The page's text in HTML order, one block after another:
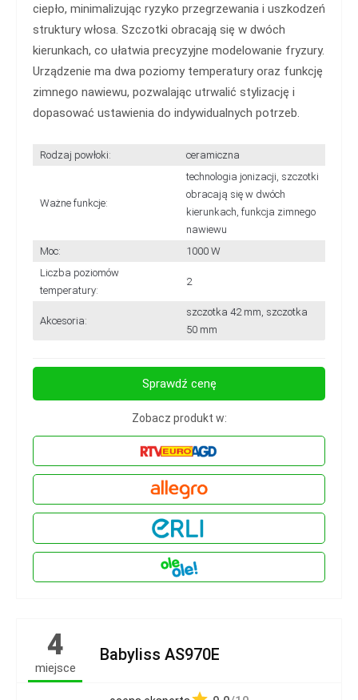
ciepło, minimalizując ryzyko przegrzewania i uszkodzeń
struktury włosa. Szczotki obracają się w dwóch
kierunkach, co ułatwia precyzyjne modelowanie fryzury.
Urządzenie ma dwa poziomy temperatury oraz funkcję
zimnego nawiewu, pozwalając utrwalić stylizację i
dopasować ustawienia do indywidualnych potrzeb.
Rodzaj powłoki: ceramiczna
Ważne funkcje:
technologia jonizacji, szczotki
obracają się w dwóch
kierunkach, funkcja zimnego
nawiewu
Moc:
1000 W
Liczba poziomów
temperatury:
2
Akcesoria:
szczotka 42 mm, szczotka
50 mm
Sprawdź cenę
Zobacz produkt w:
4
miejsce
Babyliss AS970E